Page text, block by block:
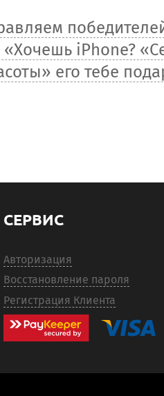
iPhone?
его тебе
СЕРВИС
Авторизация
Восстановление пароля
Регистрация Клиента